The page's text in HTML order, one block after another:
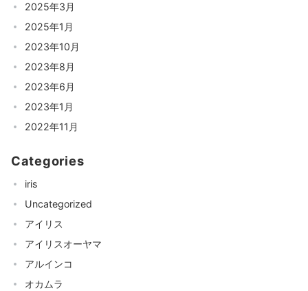
2025年3月
2025年1月
2023年10月
2023年8月
2023年6月
2023年1月
2022年11月
Categories
iris
Uncategorized
アイリス
アイリスオーヤマ
アルインコ
オカムラ